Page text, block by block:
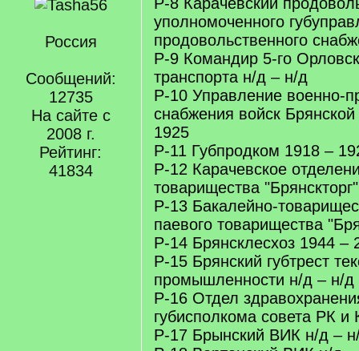
Россия
Сообщений:
12735
На сайте с
2008 г.
Рейтинг:
41834
уполномоченного
продовольственного
Р-9 Командир 5-го
транспорта н/д – н/д
Р-10 Управление военно-
снабжения войск
1925
Р-11 Губпродком 1918 –
Р-12 Карачевское
товарищества
Р-13 Бакалейно-
паевого товарищества
Р-14 Брянсклесхоз 1944 –
Р-15 Брянский губтрест
промышленности н/д – н/д
Р-16 Отдел
губисполкома совета РК
Р-17 Брынский ВИК н/д –